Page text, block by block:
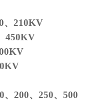
、 210KV
450KV
、 200、 250、 500